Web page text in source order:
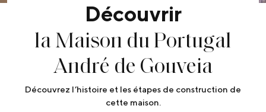
Découvrir
la Maison du Portugal
André de Gouveia
Découvrez l’histoire et les étapes de construction de
cette maison.